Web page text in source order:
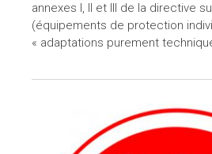
annexes I, II et III de la directive
(équipements de protection
« adaptations purement